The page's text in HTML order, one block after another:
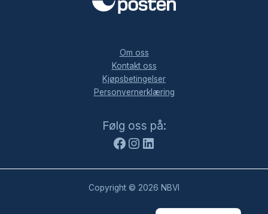
Om oss
Kontakt oss
Kjøpsbetingelser
Personvernerklæring
Følg oss på:
Facebook
Instagram
LinkedIn
Copyright © 2026 NBVI